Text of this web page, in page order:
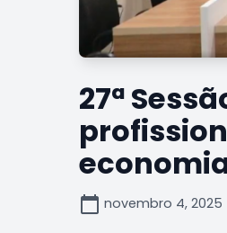
27ª
calendar_today novembro 4, 2025